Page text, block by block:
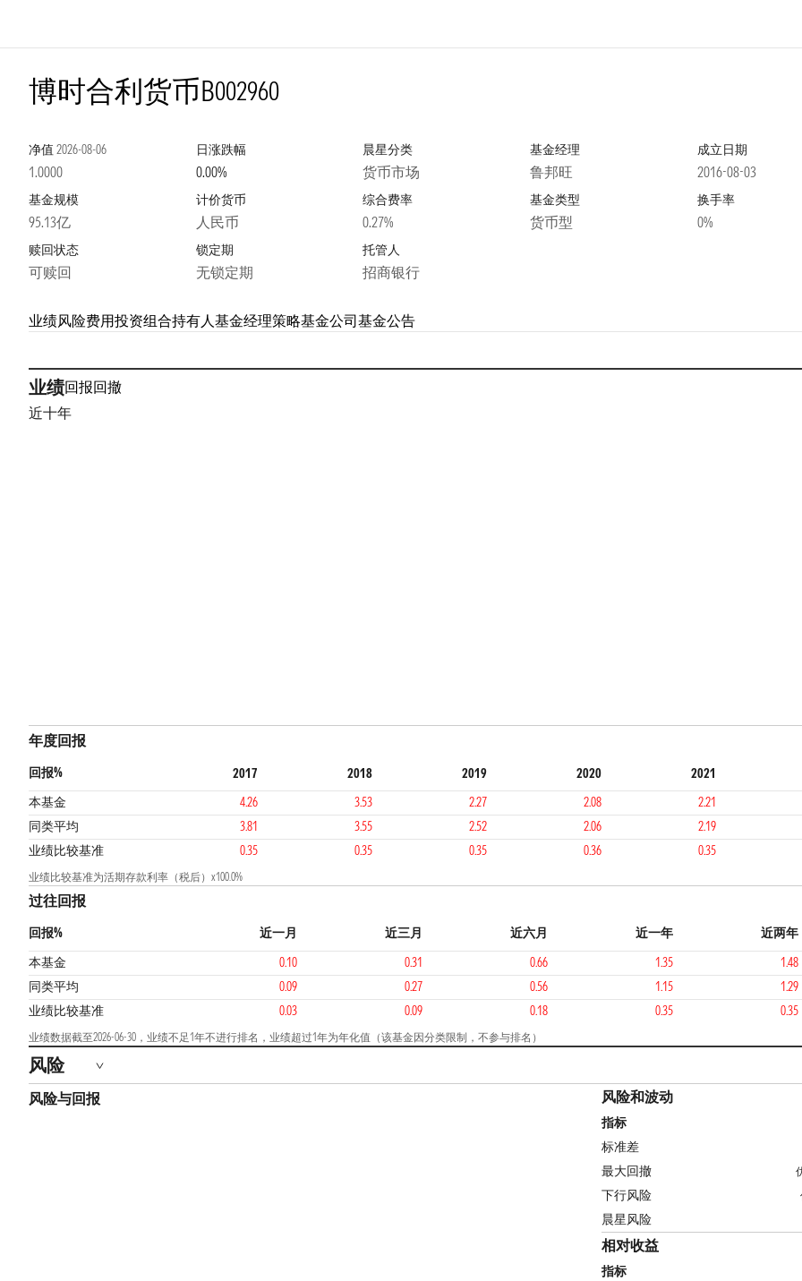
博时合利货币B002960
净值 2026-08-06
1.0000
日涨跌幅
0.00%
晨星分类
货币市场
基金经理
鲁邦旺
成立日期
2016-08-03
基金规模
95.13亿
计价货币
人民币
综合费率
0.27%
基金类型
货币型
换手率
0%
赎回状态
可赎回
锁定期
无锁定期
托管人
招商银行
业绩风险费用投资组合持有人基金经理策略基金公司基金公告
业绩回报回撤
近十年
年度回报
回报% 2017 2018 2019 2020 2021
本基金
4.26 3.53 2.27 2.08 2.21
同类平均
3.81 3.55 2.52 2.06 2.19
业绩比较基准
0.35 0.35 0.35 0.36 0.35
业绩比较基准为活期存款利率（税后）x100.0%
过往回报
回报% 近一月 近三月 近六月 近一年 近两年
本基金
0.10 0.31 0.66 1.35 1.48
同类平均
0.09 0.27 0.56 1.15 1.29
业绩比较基准
0.03 0.09 0.18 0.35 0.35
业绩数据截至2026-06-30，业绩不足1年不进行排名，业绩超过1年为年化值（该基金因分类限制，不参与排名）
风险
风险与回报 风险和波动
指标
标准差
最大回撤
下行风险
晨星风险
相对收益
指标